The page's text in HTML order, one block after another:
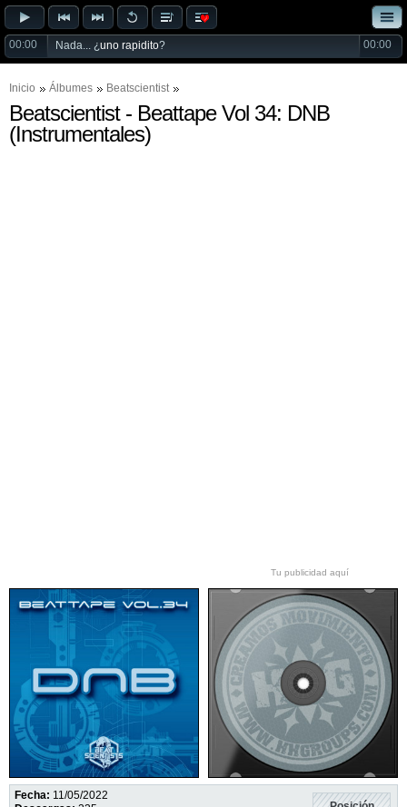
00:00 Nada... ¿uno rapidito? 00:00
Inicio Álbumes Beatscientist
Beatscientist - Beattape Vol 34: DNB
(Instrumentales)
Tu publicidad aquí
Fecha: 11/05/2022